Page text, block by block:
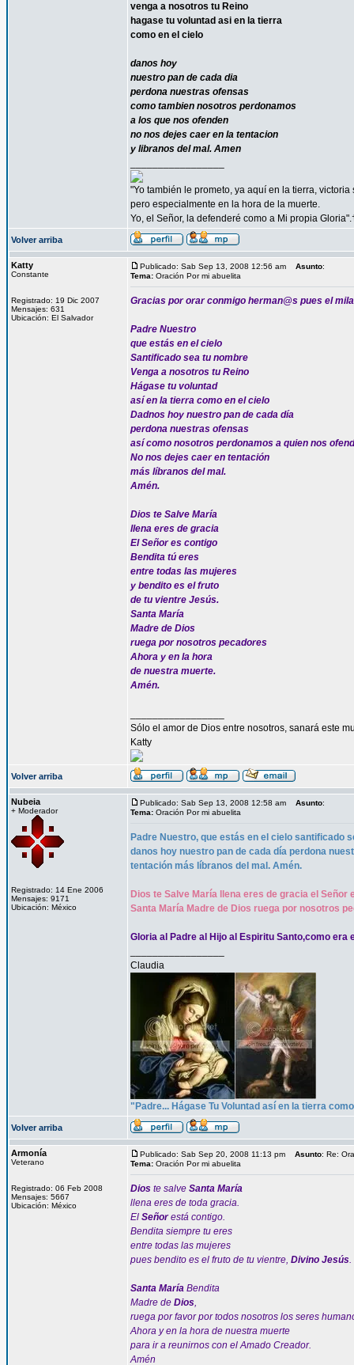
venga a nosotros tu Reino
hagase tu voluntad asi en la tierra
como en el cielo
danos hoy
nuestro pan de cada dia
perdona nuestras ofensas
como tambien nosotros perdonamos
a los que nos ofenden
no nos dejes caer en la tentacion
y libranos del mal. Amen
"Yo también le prometo, ya aquí en la tierra,
pero especialmente en la hora de la muerte.
Yo, el Señor, la defenderé como a Mi propia
Volver arriba
Katty
Constante
Registrado: 19 Dic 2007
Mensajes: 631
Ubicación: El Salvador
Publicado: Sab Sep 13, 2008 12:56 am Asunto:
Tema: Oración Por mi abuelita
Gracias por orar conmigo herman@s pues el
Padre Nuestro
que estás en el cielo
Santificado sea tu nombre
Venga a nosotros tu Reino
Hágase tu voluntad
así en la tierra como en el cielo
Dadnos hoy nuestro pan de cada día
perdona nuestras ofensas
así como nosotros perdonamos a quien nos
No nos dejes caer en tentación
más líbranos del mal.
Amén.
Dios te Salve María
llena eres de gracia
El Señor es contigo
Bendita tú eres
entre todas las mujeres
y bendito es el fruto
de tu vientre Jesús.
Santa María
Madre de Dios
ruega por nosotros pecadores
Ahora y en la hora
de nuestra muerte.
Amén.
Sólo el amor de Dios entre nosotros, sanará este
Katty
Volver arriba
Nubeia
+ Moderador
Registrado: 14 Ene 2006
Mensajes: 9171
Ubicación: México
Publicado: Sab Sep 13, 2008 12:58 am Asunto:
Tema: Oración Por mi abuelita
Padre Nuestro, que estás en el cielo santificado
danos hoy nuestro pan de cada día perdona
tentación más líbranos del mal. Amén.
Dios te Salve María llena eres de gracia el
Santa María Madre de Dios ruega por nosotros
Gloria al Padre al Hijo al Espiritu Santo,como
Claudia
"Padre... Hágase Tu Voluntad así en la tierra
Volver arriba
Armonía
Veterano
Registrado: 06 Feb 2008
Mensajes: 5667
Ubicación: México
Publicado: Sab Sep 20, 2008 11:13 pm Asunto: Re:
Tema: Oración Por mi abuelita
Dios te salve Santa María
llena eres de toda gracia.
El Señorestá contigo.
Bendita siempre tu eres
entre todas las mujeres
pues bendito es el fruto de tu vientre, Divino Jesús.
Santa María Bendita
Madre de Dios,
ruega por favor por todos nosotros los seres
Ahora y en la hora de nuestra muerte
para ir a reunirnos con el Amado Creador.
Amén